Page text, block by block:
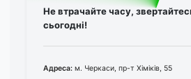
Не втрачайте часу,
сьогодні!
Адреса: м. Черкаси, пр-т Хіміків, 55